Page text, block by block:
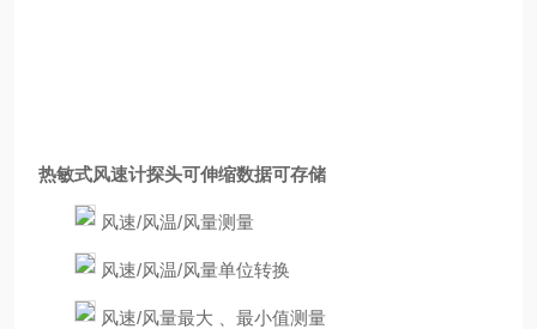
热敏式风速计探头可伸缩数据可存储
风速/风温/风量测量
风速/风温/风量单位转换
风速/风量最大 、最小值测量